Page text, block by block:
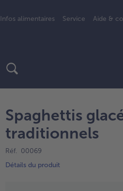
Infos alimentaires Service Aide &
Spaghettis
traditionnels
Réf. 00069
Détails du produit